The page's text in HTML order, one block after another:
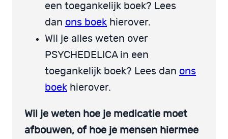
een toegankelijk boek? Lees
dan ons boek hierover.
Wil je alles weten over
PSYCHEDELICA in een
toegankelijk boek? Lees dan ons
boek hierover.
Wil je weten hoe je medicatie moet
afbouwen, of hoe je mensen hiermee